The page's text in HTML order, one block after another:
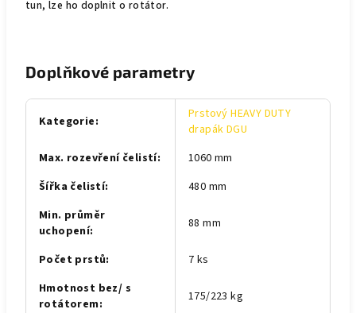
tun, lze ho doplnit o rotátor.
Doplňkové parametry
Kategorie:
Prstový HEAVY DUTY
drapák DGU
Max. rozevření čelistí:
1060 mm
Šířka čelistí:
480 mm
Min. průměr
uchopení: 88 mm
Počet prstů:
7 ks
Hmotnost bez/ s
rotátorem: 175/223 kg